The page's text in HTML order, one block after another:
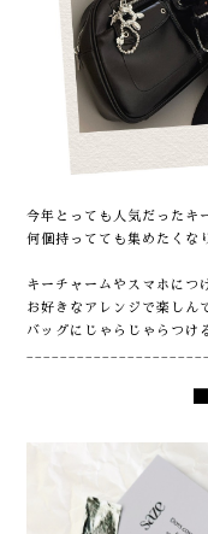
今年とっても人気だったキ
何個持ってても集めたくな
キーチャームやスマホにつ
お好きなアレンジで楽しん
バッグにじゃらじゃらつけ